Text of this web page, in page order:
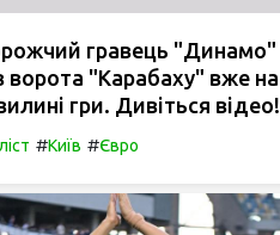
гравець "Динамо"
ворота "Карабаху" вже на
гри. Дивіться відео!
#Київ #Євро